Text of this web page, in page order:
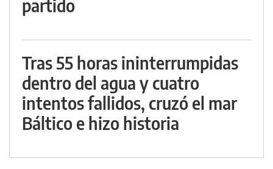
partido
Tras 55 horas ininterrumpidas
dentro del agua y cuatro
intentos fallidos, cruzó el mar
Báltico e hizo historia